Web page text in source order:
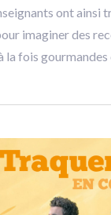
ont ainsi
imaginer des
la fois gourmandes